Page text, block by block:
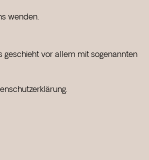
wenden.
geschieht vor allem mit sogenannten